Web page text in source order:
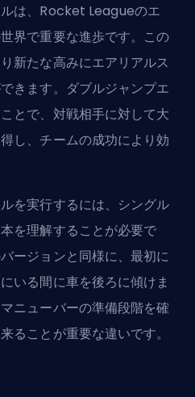
は、Rocket Leagueのエ
界で重要な進歩です。この
新たな高みにエアリアルス
きます。ダブルジャンプエ
とで、対戦相手に対して大
し、チームの成功により効
を実行するには、シングル
を理解することが必要で
ージョンと同様に、最初に
いる間に車を後ろに傾けま
ニューバーの準備段階を確
ることが重要な違いです。